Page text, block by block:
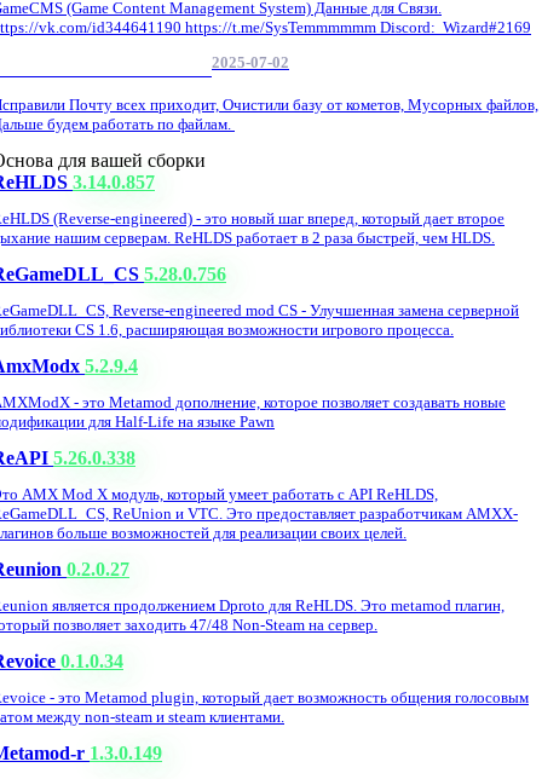
(Game Content Management System) Данные для Связи.
vk.com/id344641190 https://t.me/SysTemmmmmm Discord: Wizard#2169
2025-07-02
Почту всех приходит, Очистили базу от кометов, Мусорных файлов,
будем работать по файлам.
для вашей сборки
3.14.0.857
(Reverse-engineered) - это новый шаг вперед, который дает второе
нашим серверам. ReHLDS работает в 2 раза быстрей, чем HLDS.
5.28.0.756
Reverse-engineered mod CS - Улучшенная замена серверной
CS 1.6, расширяющая возможности игрового процесса.
5.2.9.4
- это Metamod дополнение, которое позволяет создавать новые
для Half-Life на языке Pawn
5.26.0.338
AMX Mod X модуль, который умеет работать с API ReHLDS,
ReUnion и VTC. Это предоставляет разработчикам AMXX-
больше возможностей для реализации своих целей.
0.2.0.27
является продолжением Dproto для ReHLDS. Это metamod плагин,
позволяет заходить 47/48 Non-Steam на сервер.
0.1.0.34
- это Metamod plugin, который дает возможность общения голосовым
между non-steam и steam клиентами.
r 1.3.0.149